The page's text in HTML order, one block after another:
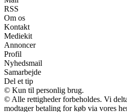
RSS
Om os
Kontakt
Mediekit
Annoncer
Profil
Nyhedsmail
Samarbejde
Del et tip
© Kun til personlig brug.
© Alle rettigheder forbeholdes. Vi
modtager betaling for køb via vores